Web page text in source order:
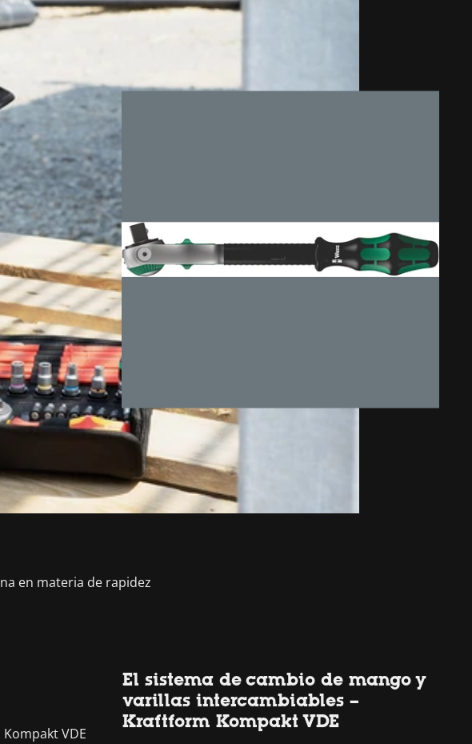
en materia de rapidez
VDE
El sistema de cambio de mango y
varillas intercambiables –
Kraftform Kompakt VDE